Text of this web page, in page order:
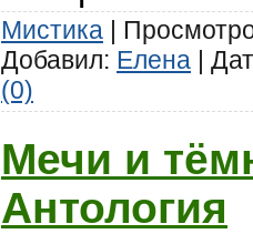
Мистика |
Добавил: Елена |
(0)
Мечи и
Антология